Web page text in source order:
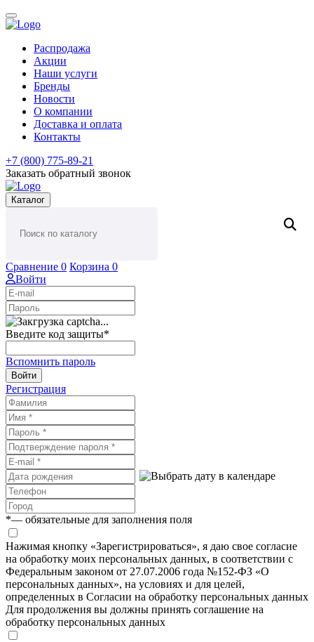
Распродажа
Акции
Наши услуги
Бренды
Новости
О компании
Доставка и оплата
Контакты
+7 (800) 775-89-21
Заказать обратный звонок
Каталог
Сравнение 0 Корзина 0
Войти
Введите код защиты*
Вспомнить пароль
Войти
Регистрация
*— обязательные для заполнения поля
Нажимая кнопку «Зарегистрироваться», я даю свое согласие
на обработку моих персональных данных, в соответствии с
Федеральным законом от 27.07.2006 года №152-ФЗ «О
персональных данных», на условиях и для целей,
определенных в Согласии на обработку персональных данных
Для продолжения вы должны принять соглашение на
обработку персональных данных